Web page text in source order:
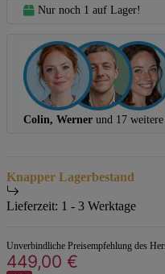
Nur noch 1 auf Lager!
Colin, Werner und 17 weitere
Knapper Lagerbestand
Lieferzeit: 1 - 3 Werktage
Unverbindliche Preisempfehlung des
449,00 €